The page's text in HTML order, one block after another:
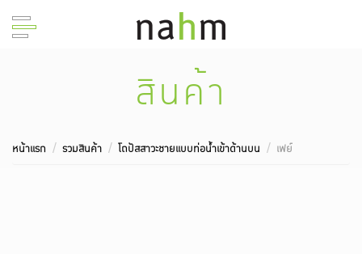
สินค้า
หน้าแรก รวมสินค้า โถปัสสาวะชายแบบท่อน้ำเข้าด้านบน เฟย์